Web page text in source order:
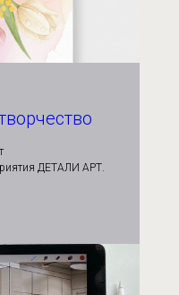
ДЕТАЛИ АРТ.